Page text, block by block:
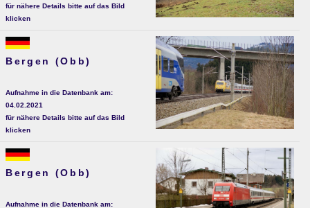
für nähere Details bitte auf das Bild
klicken
Bergen (Obb)
Aufnahme in die Datenbank am:
04.02.2021
für nähere Details bitte auf das Bild
klicken
Bergen (Obb)
Aufnahme in die Datenbank am: